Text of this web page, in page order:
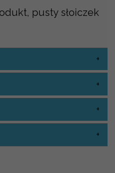
pusty słoiczek